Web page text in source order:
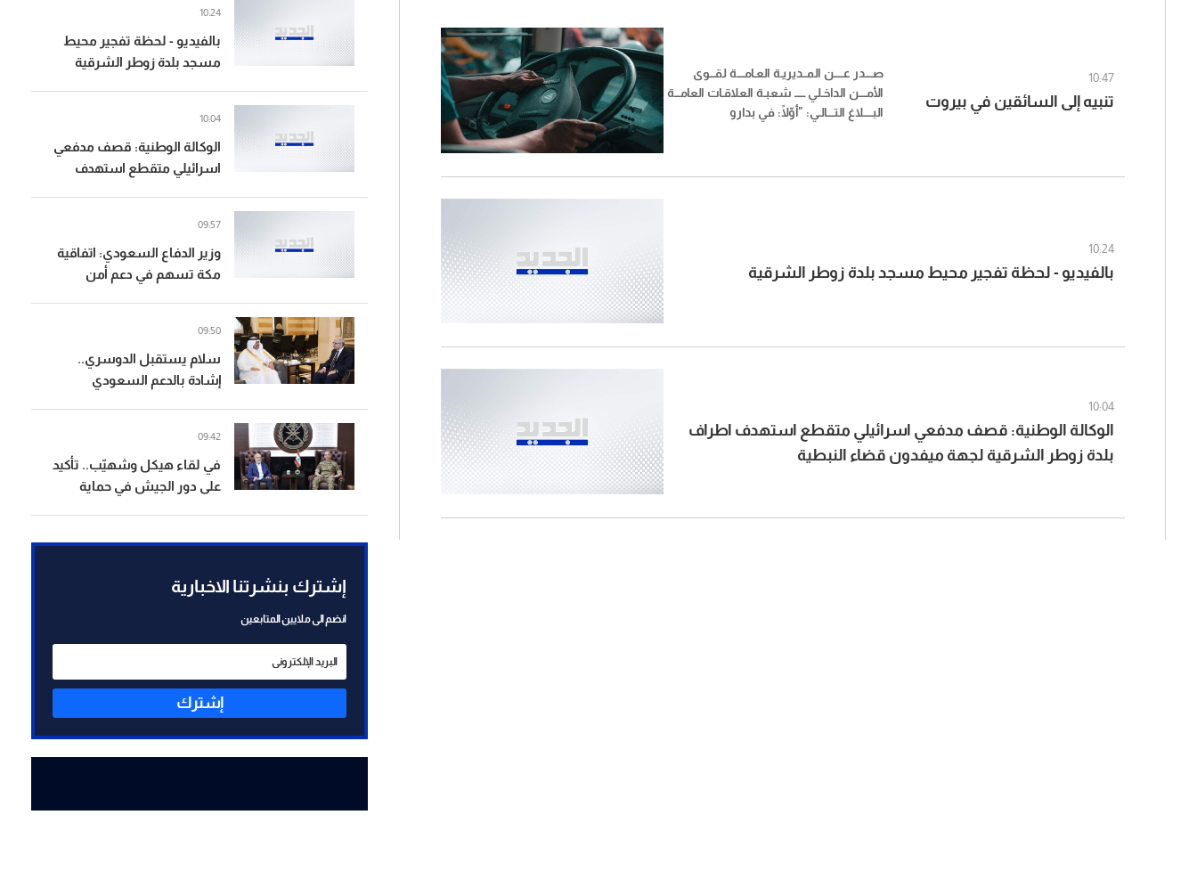
10:47
تنبيه إلى السائقين في بيروت
صــــدر عـــــن المــديريـة العـامــــة لقـــوى
الأمــــن الداخـلي ــــــ شعبـة العلاقـات العامـــة
البـــــلاغ التــــالـي: "أوّلًا: في بدارو
10:24
بالفيديو - لحظة تفجير محيط مسجد بلدة زوطر الشرقية
10:04
الوكالة الوطنية: قصف مدفعي اسرائيلي متقطع استهدف اطراف
بلدة زوطر الشرقية لجهة ميفدون قضاء النبطية
بالفيديو - لحظة تفجير محيط
مسجد بلدة زوطر الشرقية
10:24
الوكالة الوطنية: قصف مدفعي
اسرائيلي متقطع استهدف
10:04
وزير الدفاع السعودي: اتفاقية
مكة تسهم في دعم أمن
09:57
سلام يستقبل الدوسري..
إشادة بالدعم السعودي
09:50
في لقاء هيكل وشهيّب.. تأكيد
على دور الجيش في حماية
09:42
إشترك بنشرتنا الاخبارية
انضم الى ملايين المتابعين
إشترك